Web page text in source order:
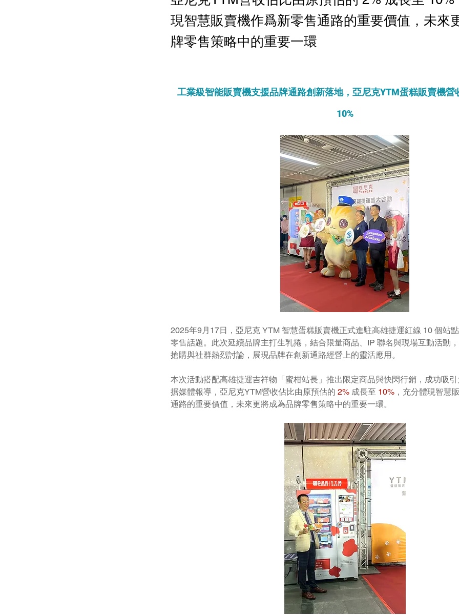
現智慧販賣機作爲新零售通路的重要價值，未來
牌零售策略中的重要一環
工業級智能販賣機支援品牌通路創新落地，亞尼克YTM蛋糕販賣機營
10%
2025年9月17日，亞尼克 YTM 智慧蛋糕販賣機正式進駐高雄捷運紅線 10 個站
零售話題。此次延續品牌主打生乳捲，結合限量商品、IP 聯名與現場互動活動
搶購與社群熱烈討論，展現品牌在創新通路經營上的靈活應用。
本次活動搭配高雄捷運吉祥物「蜜柑站長」推出限定商品與快閃行銷，成功吸引
据媒體報導，亞尼克YTM營收佔比由原預估的 2% 成長至 10% ，充分體現智慧
通路的重要價值，未來更將成為品牌零售策略中的重要一環。